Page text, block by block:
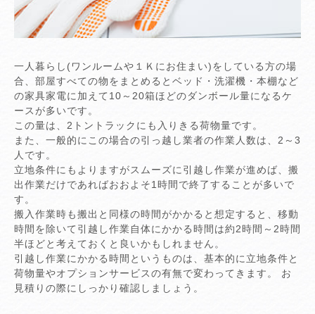
一人暮らし(ワンルームや１Ｋにお住まい)をしている方の場
合、部屋すべての物をまとめるとベッド・洗濯機・本棚など
の家具家電に加えて10～20箱ほどのダンボール量になるケ
ースが多いです。
この量は、2トントラックにも入りきる荷物量です。
また、一般的にこの場合の引っ越し業者の作業人数は、2～3
人です。
立地条件にもよりますがスムーズに引越し作業が進めば、搬
出作業だけであればおおよそ1時間で終了することが多いで
す。
搬入作業時も搬出と同様の時間がかかると想定すると、移動
時間を除いて引越し作業自体にかかる時間は約2時間～2時間
半ほどと考えておくと良いかもしれません。
引越し作業にかかる時間というものは、基本的に立地条件と
荷物量やオプションサービスの有無で変わってきます。 お
見積りの際にしっかり確認しましょう。